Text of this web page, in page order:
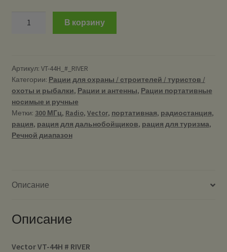
#
RIVER
-
Рация
300
МГц
В корзину
Артикул: VT-44H_#_RIVER
Категории: Рации для охраны / строителей / туристов /
охоты и рыбалки, Рации и антенны, Рации портативные
носимые и ручные
Метки: 300 МГц, Radio, Vector, портативная, радиостанция,
рация, рация для дальнобойщиков, рация для туризма,
Речной диапазон
Описание
Описание
Vector VT-44H # RIVER